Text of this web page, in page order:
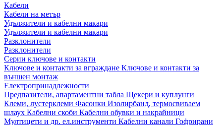
Кабели
Кабели на метър
Удължители и кабелни макари
Удължители и кабелни макари
Разклонители
Разклонители
Серии ключове и контакти
Ключове и контакти за вграждане Ключове и контакти за
външен монтаж
Електропринадлежности
Предпазители, апартаментни табла Щекери и куплунги
Клеми, лустерклеми Фасонки Изолирбанд, термосвиваем
шлаух Кабелни скоби Кабелни обувки и накрайници
Мултицети и др. ел.инструменти Кабелни канали Гофрирани